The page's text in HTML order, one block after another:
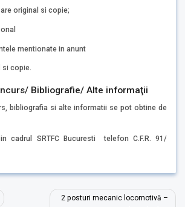
original si copie;
mentionate in anunt
si copie.
Bibliografie/ Alte informaţii
bibliografia si alte informatii se pot obtine de
cadrul SRTFC Bucuresti telefon C.F.R. 91/
2 posturi mecanic locomotivă –